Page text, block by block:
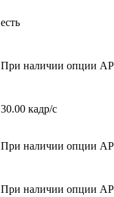
есть
При наличии опции
30.00 кадр/с
При наличии опции
При наличии опции